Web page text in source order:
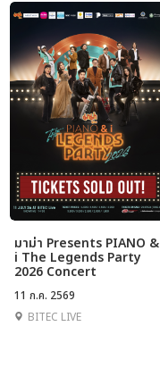
มาม่า Presents PIANO &
i The Legends Party
2026 Concert
11 ก.ค. 2569
BITEC LIVE